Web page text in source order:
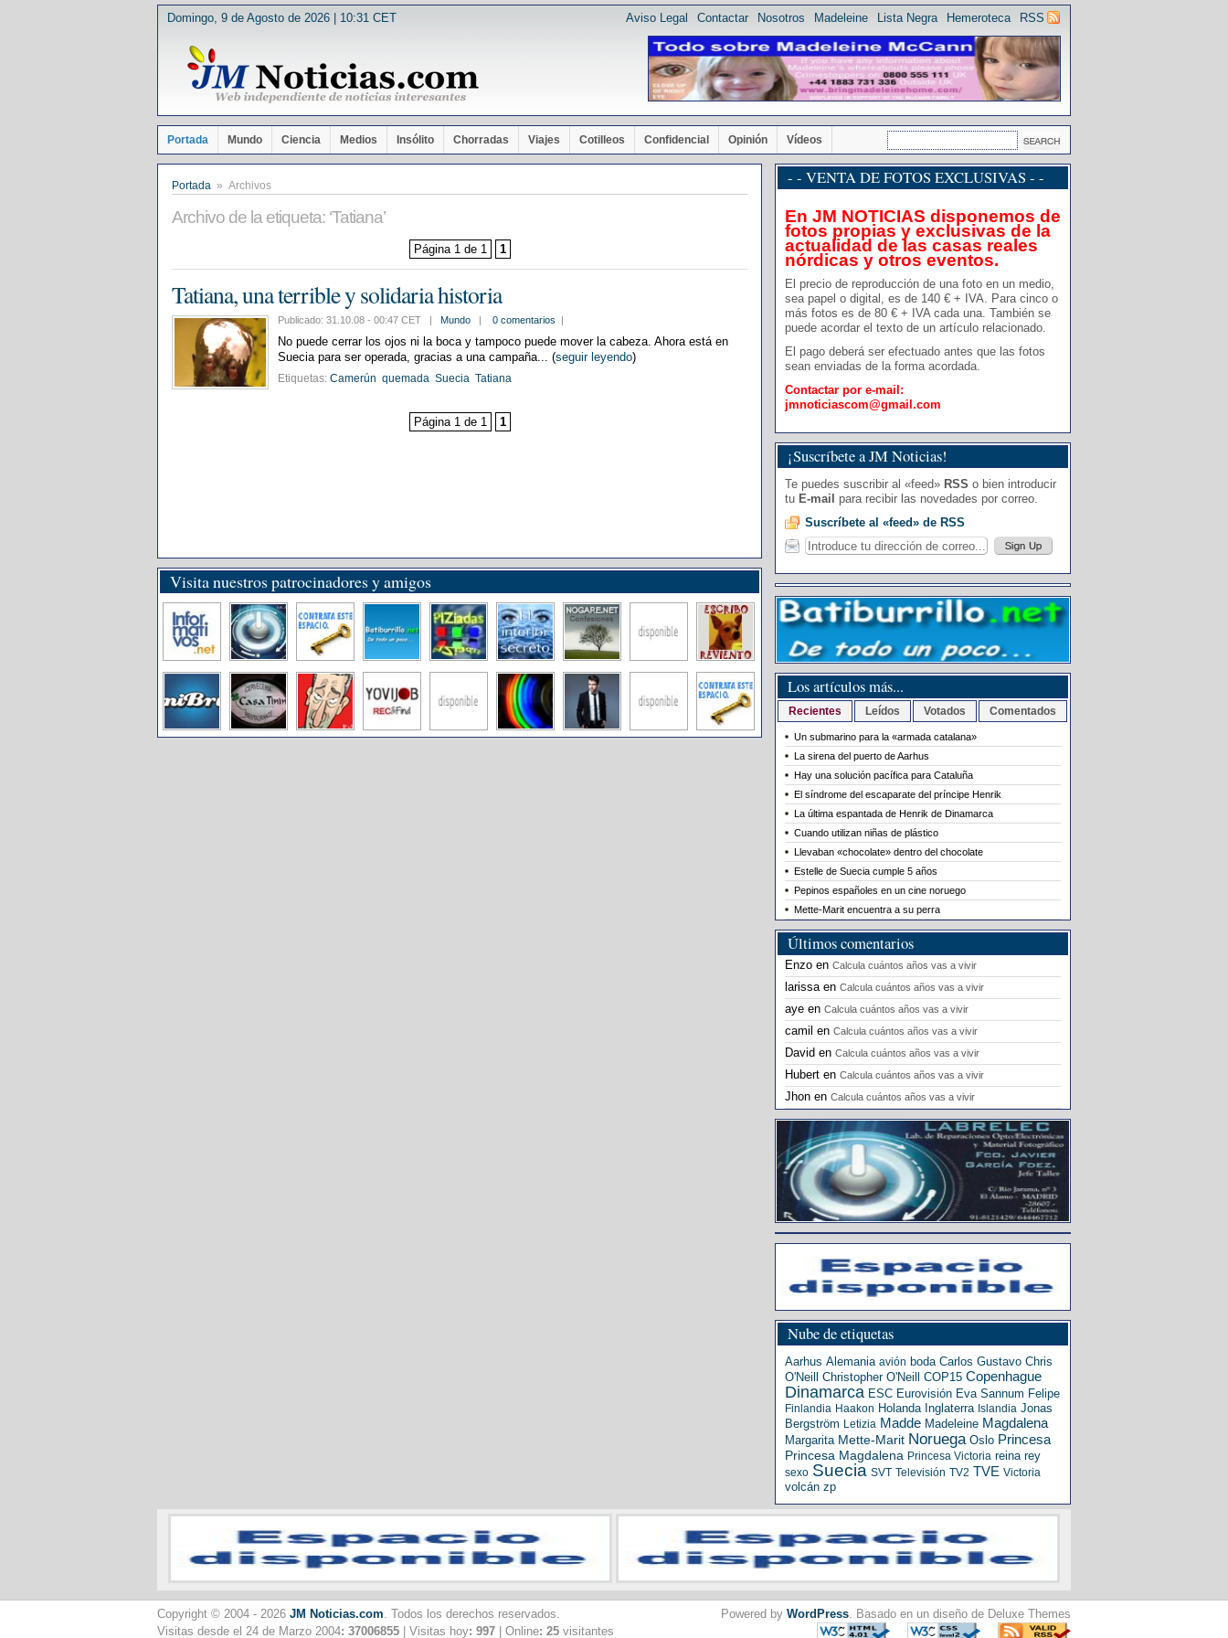
Domingo, 9 de Agosto de 2026 | 10:31 CET RSS
Hemeroteca
Lista Negra
Madeleine
Nosotros
Contactar
Aviso Legal
Portada Mundo Ciencia Medios Insólito Chorradas Viajes Cotilleos Confidencial Opinión Vídeos
Portada » Archivos
Archivo de la etiqueta: ‘Tatiana’
Página 1 de 1 1
Tatiana, una terrible y solidaria historia
Publicado: 31.10.08 - 00:47 CET | Mundo | 0 comentarios |
No puede cerrar los ojos ni la boca y tampoco puede mover la cabeza. Ahora está en
Suecia para ser operada, gracias a una campaña... (seguir leyendo)
Etiquetas: Camerún quemada Suecia Tatiana
Página 1 de 1 1
Visita nuestros patrocinadores y amigos
- - VENTA DE FOTOS EXCLUSIVAS - -
En JM NOTICIAS disponemos de
fotos propias y exclusivas de la
actualidad de las casas reales
nórdicas y otros eventos.
El precio de reproducción de una foto en un medio,
sea papel o digital, es de 140 € + IVA. Para cinco o
más fotos es de 80 € + IVA cada una. También se
puede acordar el texto de un artículo relacionado.
El pago deberá ser efectuado antes que las fotos
sean enviadas de la forma acordada.
Contactar por e-mail:
jmnoticiascom@gmail.com
¡Suscríbete a JM Noticias!
Te puedes suscribir al «feed» RSS o bien introducir
tu E-mail para recibir las novedades por correo.
Suscríbete al «feed» de RSS
Los artículos más...
Recientes Leídos Votados Comentados
Un submarino para la «armada catalana»
La sirena del puerto de Aarhus
Hay una solución pacífica para Cataluña
El síndrome del escaparate del príncipe Henrik
La última espantada de Henrik de Dinamarca
Cuando utilizan niñas de plástico
Llevaban «chocolate» dentro del chocolate
Estelle de Suecia cumple 5 años
Pepinos españoles en un cine noruego
Mette-Marit encuentra a su perra
Últimos comentarios
Enzo en Calcula cuántos años vas a vivir
larissaen Calcula cuántos años vas a vivir
aye en Calcula cuántos años vas a vivir
camil en Calcula cuántos años vas a vivir
David en Calcula cuántos años vas a vivir
Hubert en Calcula cuántos años vas a vivir
Jhon en Calcula cuántos años vas a vivir
Nube de etiquetas
Aarhus Alemania avión boda Carlos Gustavo Chris
O'Neill
Christopher O'Neill COP15 Copenhague
Dinamarca ESC Eurovisión Eva Sannum Felipe
Finlandia Haakon Holanda Inglaterra Islandia Jonas
Bergström Letizia Madde Madeleine Magdalena
Margarita Mette-Marit Noruega Oslo Princesa
Princesa Magdalena Princesa Victoria reina rey
sexo Suecia SVT Televisión TV2 TVE Victoria
volcán zp
Copyright © 2004 - 2026 JM Noticias.com. Todos los derechos reservados.
Visitas desde el 24 de Marzo 2004: 37006855 | Visitas hoy: 997 | Online: 25 visitantes
Powered by WordPress. Basado en un diseño de Deluxe Themes